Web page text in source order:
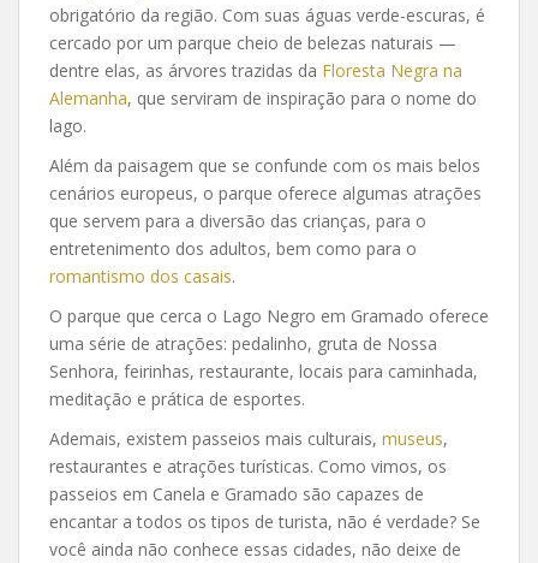
obrigatório da região. Com suas águas verde-escuras, é
cercado por um parque cheio de belezas naturais —
dentre elas, as árvores trazidas da Floresta Negra na
Alemanha, que serviram de inspiração para o nome do
lago.
Além da paisagem que se confunde com os mais belos
cenários europeus, o parque oferece algumas atrações
que servem para a diversão das crianças, para o
entretenimento dos adultos, bem como para o
romantismo dos casais.
O parque que cerca o Lago Negro em Gramado oferece
uma série de atrações: pedalinho, gruta de Nossa
Senhora, feirinhas, restaurante, locais para caminhada,
meditação e prática de esportes.
Ademais, existem passeios mais culturais, museus,
restaurantes e atrações turísticas. Como vimos, os
passeios em Canela e Gramado são capazes de
encantar a todos os tipos de turista, não é verdade? Se
você ainda não conhece essas cidades, não deixe de